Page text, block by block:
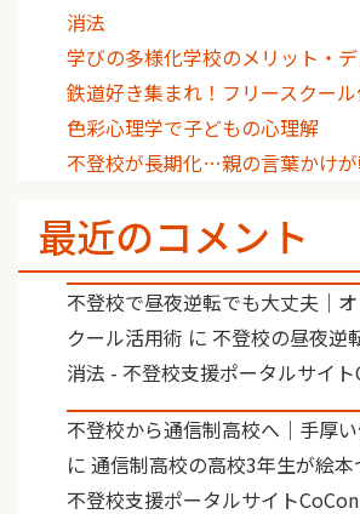
消法
学びの多様化学校のメリット・
鉄道好き集まれ！フリースクー
色彩心理学で子どもの心理解
不登校が長期化…親の言葉かけ
最近のコメント
不登校で昼夜逆転でも大丈夫｜
クール活用術 に 不登校の昼夜逆
消法 - 不登校支援ポータルサイ
不登校から通信制高校へ｜手厚
に 通信制高校の高校3年生が絵
不登校支援ポータルサイトCoCon